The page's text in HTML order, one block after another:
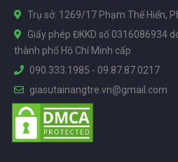
Trụ sở: 1269/17 Phạm Thế Hiển,
Giấy phép ĐKKD số 0316086934
thành phố Hồ Chí Minh cấp
090.333.1985 - 09.87.87.0217
giasutainangtre.vn@gmail.com